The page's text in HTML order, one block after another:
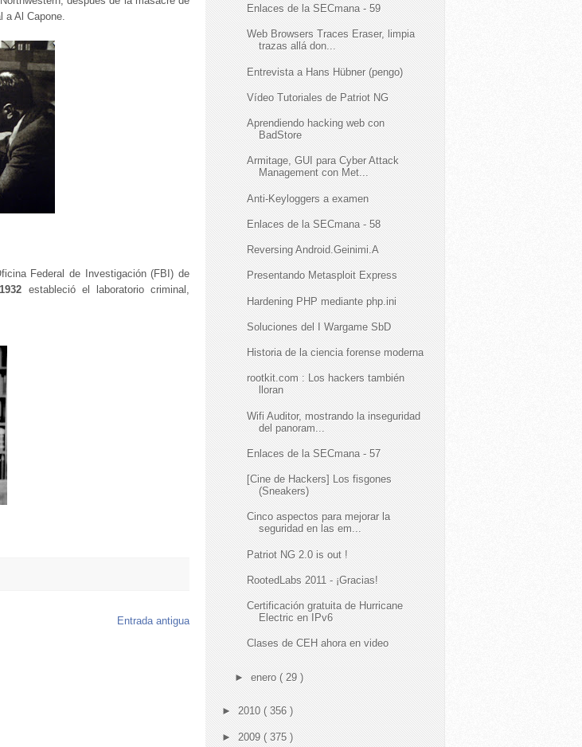
a Al Capone.
Federal de Investigación (FBI) de
1932 estableció el laboratorio criminal,
Entrada antigua
Enlaces de la SECmana - 59
Web Browsers Traces Eraser, limpia
trazas allá don...
Entrevista a Hans Hübner (pengo)
Vídeo Tutoriales de Patriot NG
Aprendiendo hacking web con
BadStore
Armitage, GUI para Cyber Attack
Management con Met...
Anti-Keyloggers a examen
Enlaces de la SECmana - 58
Reversing Android.Geinimi.A
Presentando Metasploit Express
Hardening PHP mediante php.ini
Soluciones del I Wargame SbD
Historia de la ciencia forense moderna
rootkit.com : Los hackers también
lloran
Wifi Auditor, mostrando la inseguridad
del panoram...
Enlaces de la SECmana - 57
[Cine de Hackers] Los fisgones
(Sneakers)
Cinco aspectos para mejorar la
seguridad en las em...
Patriot NG 2.0 is out !
RootedLabs 2011 - ¡Gracias!
Certificación gratuita de Hurricane
Electric en IPv6
Clases de CEH ahora en video
► enero ( 29 )
► 2010 ( 356 )
► 2009 ( 375 )